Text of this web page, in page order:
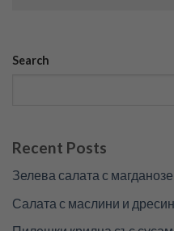
Search
Recent Posts
Зелева салата с
Салата с маслини и